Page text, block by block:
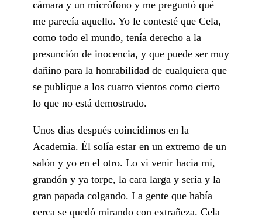
cámara y un micrófono y me preguntó qué
me parecía aquello. Yo le contesté que Cela,
como todo el mundo, tenía derecho a la
presunción de inocencia, y que puede ser muy
dañino para la honrabilidad de cualquiera que
se publique a los cuatro vientos como cierto
lo que no está demostrado.
Unos días después coincidimos en la
Academia. Él solía estar en un extremo de un
salón y yo en el otro. Lo vi venir hacia mí,
grandón y ya torpe, la cara larga y seria y la
gran papada colgando. La gente que había
cerca se quedó mirando con extrañeza. Cela